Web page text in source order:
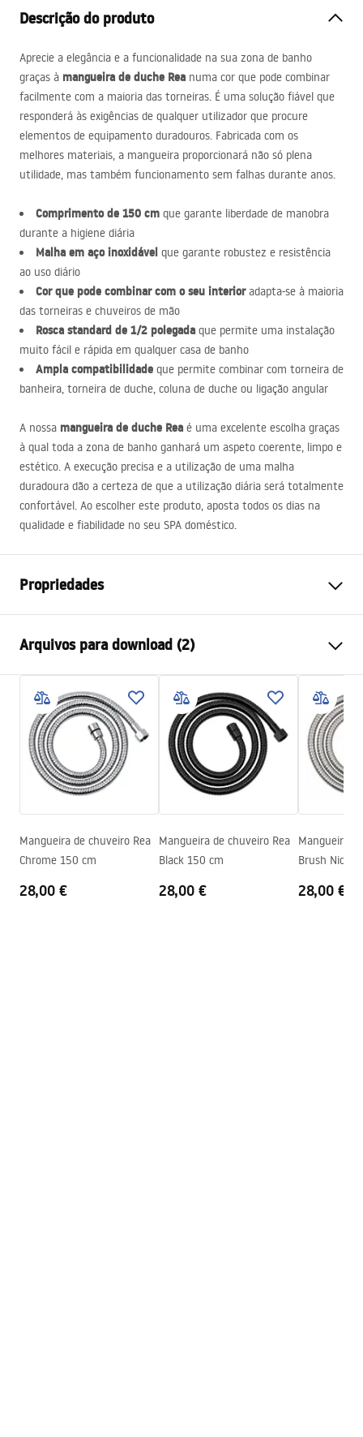
Descrição do produto
Aprecie a elegância e a funcionalidade na sua zona de banho
graças à mangueira de duche Rea numa cor que pode combinar
facilmente com a maioria das torneiras. É uma solução fiável que
responderá às exigências de qualquer utilizador que procure
elementos de equipamento duradouros. Fabricada com os
melhores materiais, a mangueira proporcionará não só plena
utilidade, mas também funcionamento sem falhas durante anos.
Comprimento de 150 cm que garante liberdade de manobra
durante a higiene diária
Malha em aço inoxidável que garante robustez e resistência
ao uso diário
Cor que pode combinar com o seu interioradapta-se à maioria
das torneiras e chuveiros de mão
Rosca standard de 1/2 polegada que permite uma instalação
muito fácil e rápida em qualquer casa de banho
Ampla compatibilidade que permite combinar com torneira de
banheira, torneira de duche, coluna de duche ou ligação angular
A nossa mangueira de duche Rea é uma excelente escolha graças
à qual toda a zona de banho ganhará um aspeto coerente, limpo e
estético. A execução precisa e a utilização de uma malha
duradoura dão a certeza de que a utilização diária será totalmente
confortável. Ao escolher este produto, aposta todos os dias na
qualidade e fiabilidade no seu SPA doméstico.
Propriedades
Garantia
24 meses
Materiais
Aço inoxidável, ABS
Balanças
1kg
Código do fabricante
JS-016G
Cor
Ouro
Arquivos para download (2)
Informações de segurança
WARUNKI_BEZPIECZENSTWA_AKCESORIA_LAZIENKOWE.
Condições de garantia
Warranty_Terms_and_Conditions_Accessories_-_24.pdf
Mangueira de chuveiro Rea
Chrome 150 cm
28,00 €
Mangueira de chuveiro Rea
Black 150 cm
28,00 €
Mangueira
Brush Nickel
28,00 €